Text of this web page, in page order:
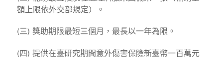
額上限依外交部規定）。
(三) 獎助期限最短三個月，最長以一年為限。
(四) 提供在臺研究期間意外傷害保險新臺幣一百萬元